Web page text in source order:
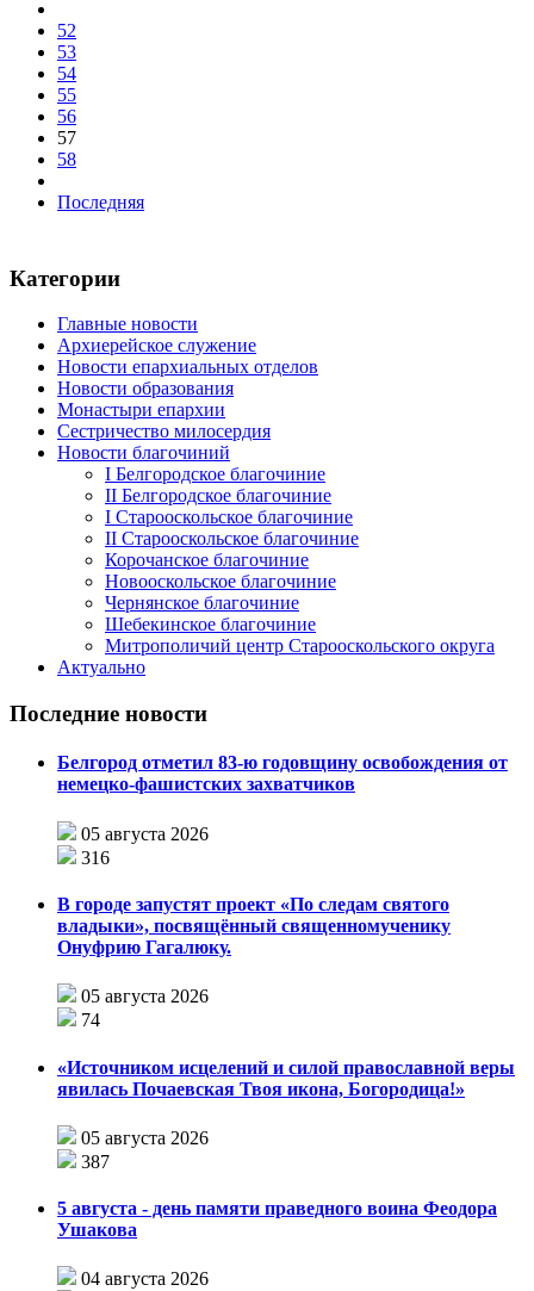
52
53
54
55
56
57
58
Последняя
Категории
Главные новости
Архиерейское служение
Новости епархиальных отделов
Новости образования
Монастыри епархии
Сестричество милосердия
Новости благочиний
I Белгородское благочиние
II Белгородское благочиние
I Старооскольское благочиние
II Старооскольское благочиние
Корочанское благочиние
Новооскольское благочиние
Чернянское благочиние
Шебекинское благочиние
Митрополичий центр Старооскольского округа
Актуально
Последние новости
Белгород отметил 83-ю годовщину освобождения от
немецко-фашистских захватчиков
05 августа 2026
316
В городе запустят проект «По следам святого
владыки», посвящённый священномученику
Онуфрию Гагалюку.
05 августа 2026
74
«Источником исцелений и силой православной веры
явилась Почаевская Твоя икона, Богородица!»
05 августа 2026
387
5 августа - день памяти праведного воина Феодора
Ушакова
04 августа 2026